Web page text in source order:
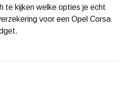
te kijken welke opties je echt
voor een Opel Corsa